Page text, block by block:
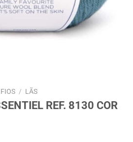
FIOS / LÃS
REF. 8130 COR